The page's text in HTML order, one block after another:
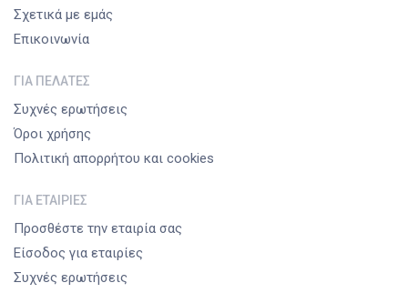
Σχετικά με εμάς
Επικοινωνία
ΓΙΑ ΠΕΛΆΤΕΣ
Συχνές ερωτήσεις
Όροι χρήσης
Πολιτική απορρήτου και cookies
ΓΙΑ ΕΤΑΙΡΊΕΣ
Προσθέστε την εταιρία σας
Είσοδος για εταιρίες
Συχνές ερωτήσεις